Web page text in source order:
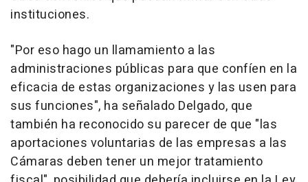
instituciones.
"Por eso hago un llamamiento a las
administraciones públicas para que confíen en la
eficacia de estas organizaciones y las usen para
sus funciones", ha señalado Delgado, que
también ha reconocido su parecer de que "las
aportaciones voluntarias de las empresas a las
Cámaras deben tener un mejor tratamiento